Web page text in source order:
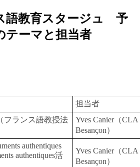
語教育スタージュ 予
テーマと担当者
担当者
フランス語教授法
Yves Canier（CLA
Besançon）
authentiques
authentiques活
Yves Canier（CLA
Besançon）